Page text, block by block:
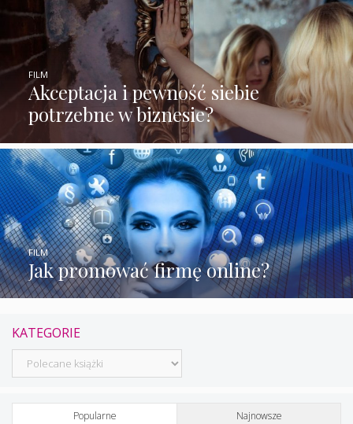
Akceptacja i pewność siebie
potrzebne w biznesie?
FILM
Jak promować firmę online?
FILM
KATEGORIE
Kategorie
Popularne Najnowsze